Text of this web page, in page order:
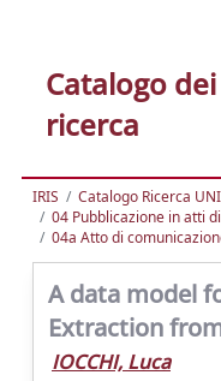
Catalogo
ricerca
IRIS
Catalogo Ricerca
04 Pubblicazione in atti
04a Atto di
A data model
Extraction
IOCCHI, Luca